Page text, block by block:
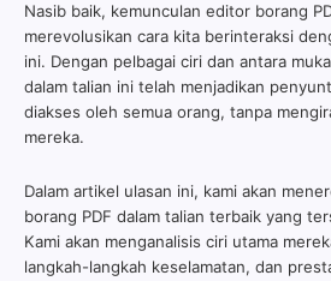
Nasib baik, kemunculan editor borang
merevolusikan cara kita berinteraksi
ini. Dengan pelbagai ciri dan antara
dalam talian ini telah menjadikan
diakses oleh semua orang, tanpa
mereka.
Dalam artikel ulasan ini, kami akan
borang PDF dalam talian terbaik yang
Kami akan menganalisis ciri utama
langkah-langkah keselamatan, dan